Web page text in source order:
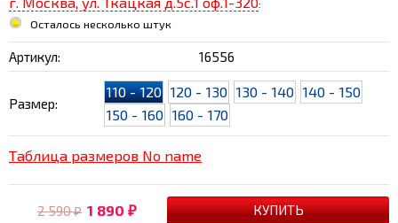
:
Осталось несколько штук
Артикул: 16556
Размер:
110 - 120 120 - 130 130 - 140 140 - 150
150 - 160 160 - 170
Таблица размеров No name
2 590₽ 1 890₽